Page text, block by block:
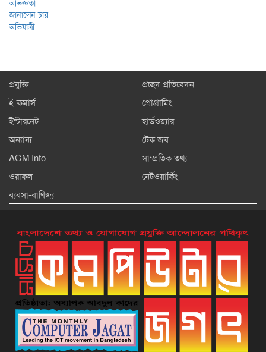
প্রযুক্তি
প্রচ্ছদ প্রতিবেদন
ই-কমার্স
প্রোগ্রামিং
ইন্টারনেট
হার্ডওয়্যার
অন্যান্য
টেক জব
AGM Info
সাম্প্রতিক তথ্য
ওরাকল
নেটওয়ার্কিং
ব্যবসা-বাণিজ্য